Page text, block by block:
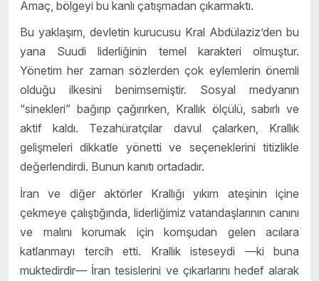
Amaç, bölgeyi bu kanlı çatışmadan çıkarmaktı.
Bu yaklaşım, devletin kurucusu Kral Abdülaziz’den bu
yana Suudi liderliğinin temel karakteri olmuştur.
Yönetim her zaman sözlerden çok eylemlerin önemli
olduğu ilkesini benimsemiştir. Sosyal medyanın
“sinekleri” bağırıp çağırırken, Krallık ölçülü, sabırlı ve
aktif kaldı. Tezahüratçılar davul çalarken, Krallık
gelişmeleri dikkatle yönetti ve seçeneklerini titizlikle
değerlendirdi. Bunun kanıtı ortadadır.
İran ve diğer aktörler Krallığı yıkım ateşinin içine
çekmeye çalıştığında, liderliğimiz vatandaşlarının canını
ve malını korumak için komşudan gelen acılara
katlanmayı tercih etti. Krallık isteseydi —ki buna
muktedirdir— İran tesislerini ve çıkarlarını hedef alarak